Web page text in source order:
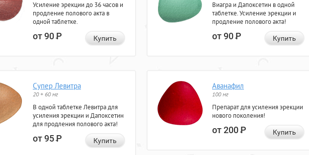
Усиление эрекции до 36 часов и
продление полового акта в
одной таблетке.
от 90Р Купить
Виагра и Дапоксетин в одной
таблетке. Усиление эрекции и
продление полового акта!
от 90Р Купить
Супер Левитра
20 + 60 мг
В одной таблетке Левитра для
усиления эрекции и Дапоксетин
для продления полового акта!
от 95Р Купить
Аванафил
100 мг
Препарат для усиления эрекции
нового поколения!
от 200Р Купить